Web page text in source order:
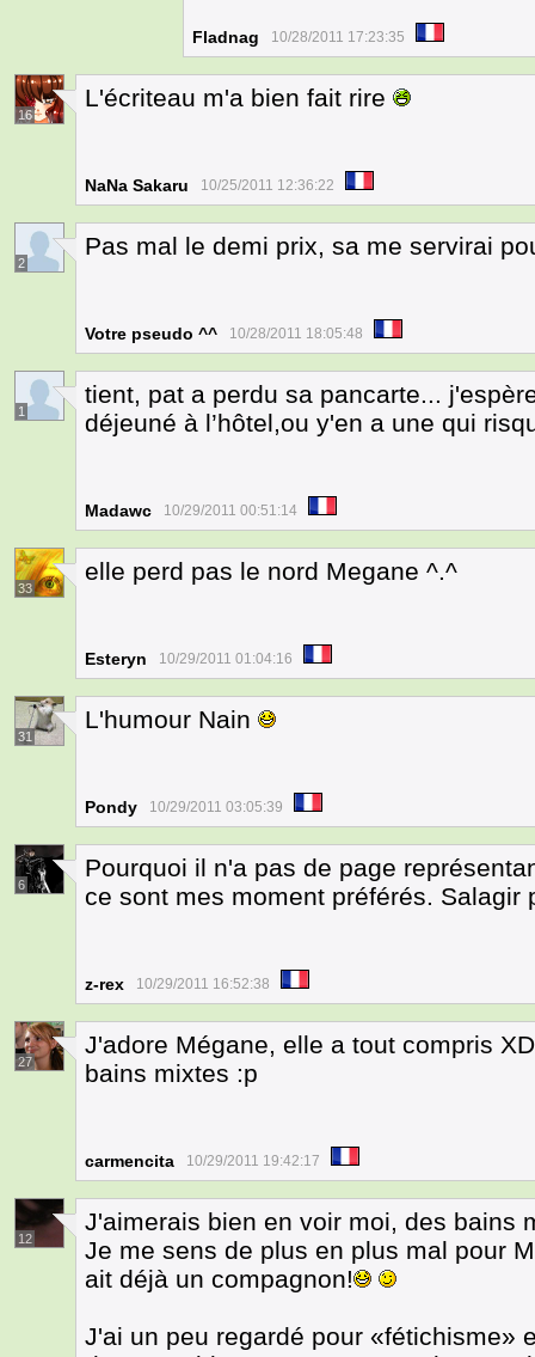
Fladnag 10/28/2011 17:23:35
16
L'écriteau m'a bien fait rire
NaNa Sakaru 10/25/2011 12:36:22
2
Pas mal le demi prix, sa me servirai
Votre pseudo ^^ 10/28/2011 18:05:48
1
tient, pat a perdu sa pancarte...
déjeuné à l’hôtel,ou y'en a une qui
Madawc 10/29/2011 00:51:14
33
elle perd pas le nord Megane ^.^
Esteryn 10/29/2011 01:04:16
31
L'humour Nain
Pondy 10/29/2011 03:05:39
6
Pourquoi il n'a pas de page
ce sont mes moment préférés. Salagir
z-rex 10/29/2011 16:52:38
27
J'adore Mégane, elle a tout compris
bains mixtes :p
carmencita 10/29/2011 19:42:17
12
J'aimerais bien en voir moi, des bains
Je me sens de plus en plus mal pour
ait déjà un compagnon!
J'ai un peu regardé pour «fétichisme»